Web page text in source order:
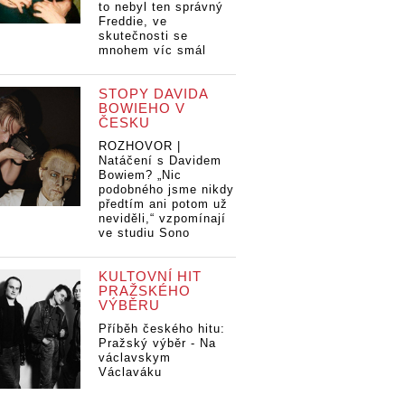
to nebyl ten správný
Freddie, ve
skutečnosti se
mnohem víc smál
STOPY DAVIDA
BOWIEHO V
ČESKU
ROZHOVOR |
Natáčení s Davidem
Bowiem? „Nic
podobného jsme nikdy
předtím ani potom už
neviděli,“ vzpomínají
ve studiu Sono
KULTOVNÍ HIT
PRAŽSKÉHO
VÝBĚRU
Příběh českého hitu:
Pražský výběr - Na
václavskym
Václaváku